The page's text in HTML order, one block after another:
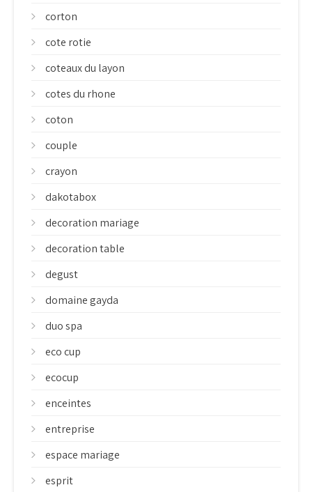
corton
cote rotie
coteaux du layon
cotes du rhone
coton
couple
crayon
dakotabox
decoration mariage
decoration table
degust
domaine gayda
duo spa
eco cup
ecocup
enceintes
entreprise
espace mariage
esprit